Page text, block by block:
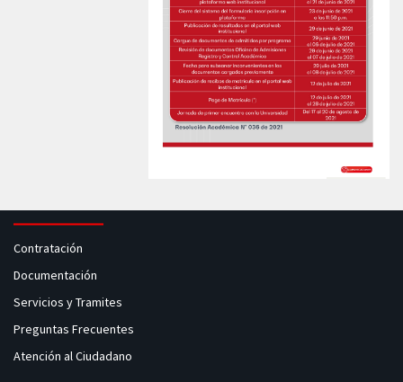
Contratación
Documentación
Servicios y Tramites
Preguntas Frecuentes
Atención al Ciudadano